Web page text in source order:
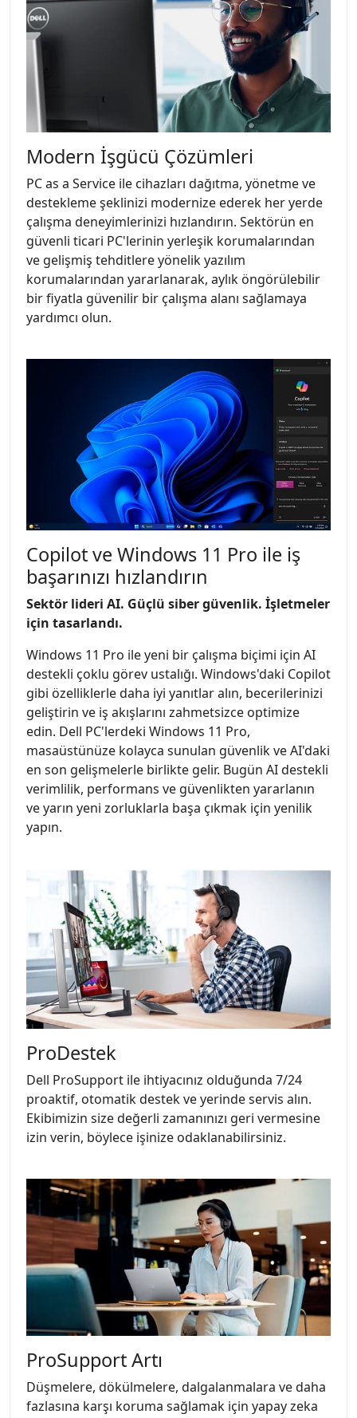
Modern İşgücü Çözümleri
PC as a Service ile cihazları dağıtma, yönetme ve
destekleme şeklinizi modernize ederek her yerde
çalışma deneyimlerinizi hızlandırın. Sektörün en
güvenli ticari PC'lerinin yerleşik korumalarından
ve gelişmiş tehditlere yönelik yazılım
korumalarından yararlanarak, aylık öngörülebilir
bir fiyatla güvenilir bir çalışma alanı sağlamaya
yardımcı olun.
Copilot ve Windows 11 Pro ile iş
başarınızı hızlandırın
Sektör lideri AI. Güçlü siber güvenlik. İşletmeler
için tasarlandı.
Windows 11 Pro ile yeni bir çalışma biçimi için AI
destekli çoklu görev ustalığı. Windows'daki Copilot
gibi özelliklerle daha iyi yanıtlar alın, becerilerinizi
geliştirin ve iş akışlarını zahmetsizce optimize
edin. Dell PC'lerdeki Windows 11 Pro,
masaüstünüze kolayca sunulan güvenlik ve AI'daki
en son gelişmelerle birlikte gelir. Bugün AI destekli
verimlilik, performans ve güvenlikten yararlanın
ve yarın yeni zorluklarla başa çıkmak için yenilik
yapın.
ProDestek
Dell ProSupport ile ihtiyacınız olduğunda 7/24
proaktif, otomatik destek ve yerinde servis alın.
Ekibimizin size değerli zamanınızı geri vermesine
izin verin, böylece işinize odaklanabilirsiniz.
ProSupport Artı
Düşmelere, dökülmelere, dalgalanmalara ve daha
fazlasına karşı koruma sağlamak için yapay zeka